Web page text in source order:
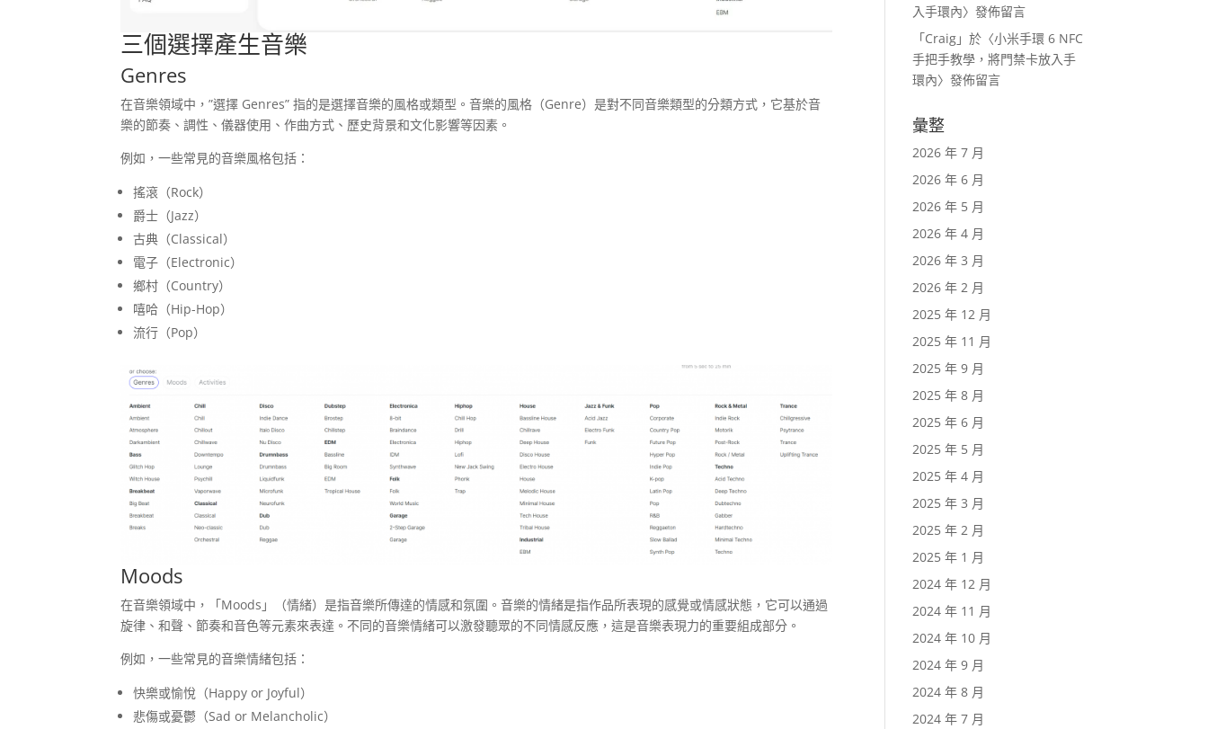
三個選擇產生音樂
Genres
在音樂領域中，”選擇 Genres” 指的是選擇音樂的風格或類型。音樂的風格（Genre）是對不同音樂類型的分類方式，它基於音
樂的節奏、調性、儀器使用、作曲方式、歷史背景和文化影響等因素。
例如，一些常見的音樂風格包括：
搖滾（Rock）
爵士（Jazz）
古典（Classical）
電子（Electronic）
鄉村（Country）
嘻哈（Hip-Hop）
流行（Pop）
Moods
在音樂領域中，「Moods」（情緒）是指音樂所傳達的情感和氛圍。音樂的情緒是指作品所表現的感覺或情感狀態，它可以通過
旋律、和聲、節奏和音色等元素來表達。不同的音樂情緒可以激發聽眾的不同情感反應，這是音樂表現力的重要組成部分。
例如，一些常見的音樂情緒包括：
快樂或愉悅（Happy or Joyful）
悲傷或憂鬱（Sad or Melancholic）
入手環內〉發佈留言
「Craig 」於〈小米手環 6 NFC
手把手教學，將門禁卡放入手
環內〉發佈留言
彙整
2026 年 7 月
2026 年 6 月
2026 年 5 月
2026 年 4 月
2026 年 3 月
2026 年 2 月
2025 年 12 月
2025 年 11 月
2025 年 9 月
2025 年 8 月
2025 年 6 月
2025 年 5 月
2025 年 4 月
2025 年 3 月
2025 年 2 月
2025 年 1 月
2024 年 12 月
2024 年 11 月
2024 年 10 月
2024 年 9 月
2024 年 8 月
2024 年 7 月